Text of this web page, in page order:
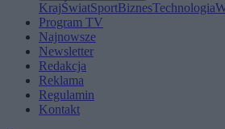
KrajŚwiatSportBiznesTechnologia
Program TV
Najnowsze
Newsletter
Redakcja
Reklama
Regulamin
Kontakt